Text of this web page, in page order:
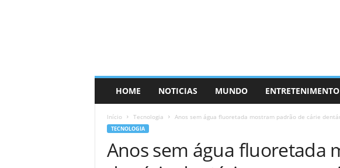
HOME NOTICIAS MUNDO ENTRETENIMENTO
Início Tecnologia Anos sem água fluoretada mostram padrão de cárie
TECNOLOGIA
Anos sem água fluoretada